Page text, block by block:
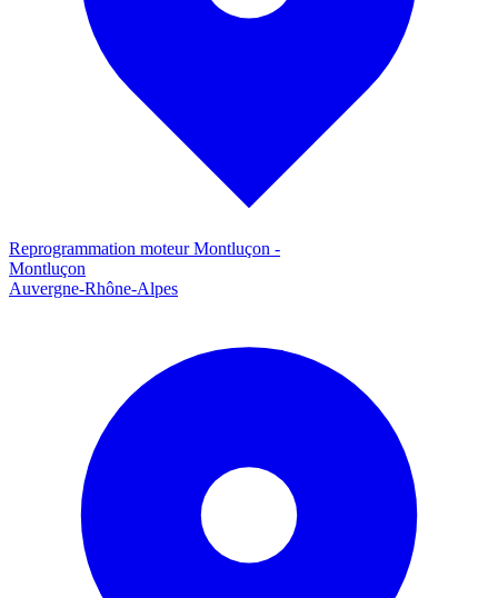
Reprogrammation moteurMontluçon -
Montluçon
Auvergne-Rhône-Alpes